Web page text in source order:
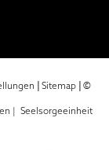
| Sitemap |©
| Seelsorgeeinheit